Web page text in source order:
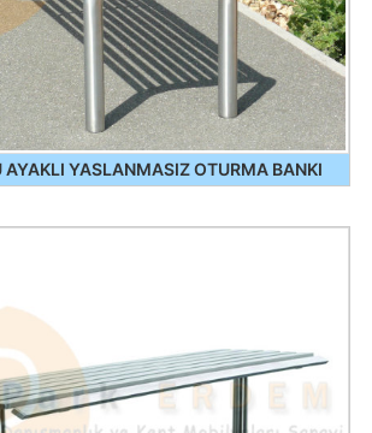
AYAKLI YASLANMASIZ OTURMA BANKI